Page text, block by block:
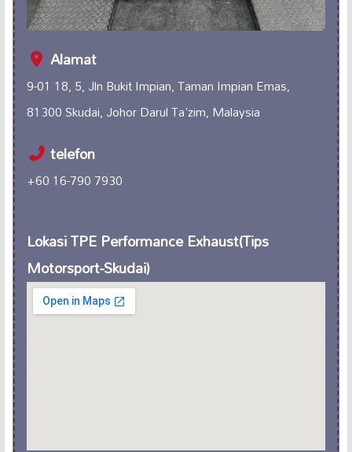
Alamat
9-01 18, 5, Jln Bukit Impian, Taman Impian Emas,
81300 Skudai, Johor Darul Ta'zim, Malaysia
telefon
+60 16-790 7930
Lokasi TPE Performance Exhaust(Tips
Motorsport-Skudai)